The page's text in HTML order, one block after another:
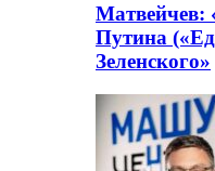
Матвейчев:
Путина
Зеленского»